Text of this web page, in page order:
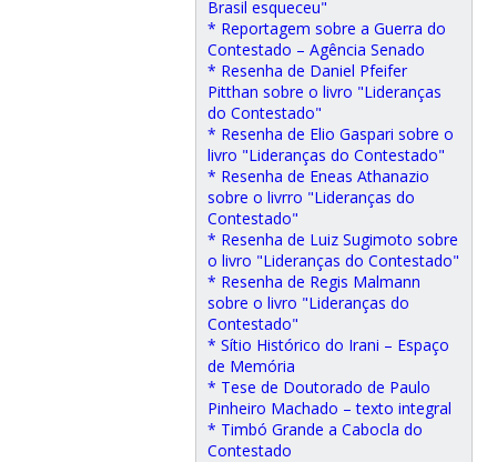
Brasil esqueceu"
* Reportagem sobre a Guerra do
Contestado – Agência Senado
* Resenha de Daniel Pfeifer
Pitthan sobre o livro "Lideranças
do Contestado"
* Resenha de Elio Gaspari sobre o
livro "Lideranças do Contestado"
* Resenha de Eneas Athanazio
sobre o livrro "Lideranças do
Contestado"
* Resenha de Luiz Sugimoto sobre
o livro "Lideranças do Contestado"
* Resenha de Regis Malmann
sobre o livro "Lideranças do
Contestado"
* Sítio Histórico do Irani – Espaço
de Memória
* Tese de Doutorado de Paulo
Pinheiro Machado – texto integral
* Timbó Grande a Cabocla do
Contestado